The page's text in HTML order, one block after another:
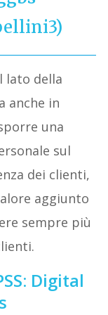
lato della
anche in
una
sul
dei clienti,
aggiunto
sempre più
Digital